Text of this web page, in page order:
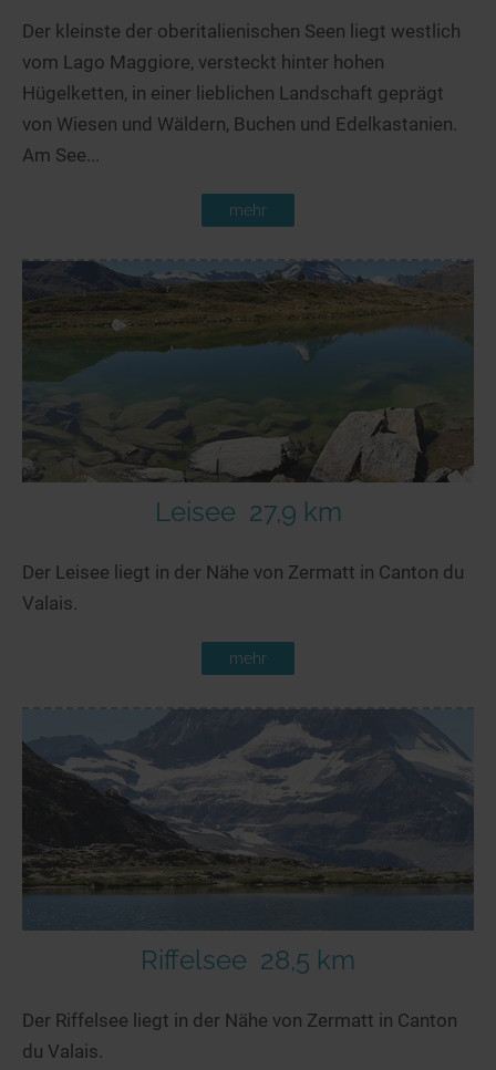
Der kleinste der oberitalienischen Seen liegt westlich
vom Lago Maggiore, versteckt hinter hohen
Hügelketten, in einer lieblichen Landschaft geprägt
von Wiesen und Wäldern, Buchen und Edelkastanien.
Am See...
mehr
Leisee 27,9 km
Der Leisee liegt in der Nähe von Zermatt in Canton du
Valais.
mehr
Riffelsee 28,5 km
Der Riffelsee liegt in der Nähe von Zermatt in Canton
du Valais.